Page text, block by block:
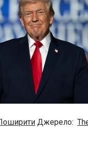
Джерело: